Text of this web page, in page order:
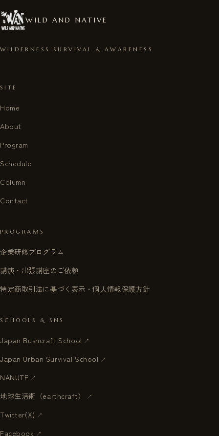
WILD AND NATIVE
WILDERNESS SURVIVAL & AWARENESS
SITE
Home
About
Program
Schedule
Column
Contact
PROGRAMS
企業研修プログラム
講演・出張講座のご依頼
特定商取引法に基づく表示・個人情報保護方針
SCHOOLS & SNS
Japan Bushcraft School
Japan Urban Survival School
NANUTE
地球生活術（earthcraft）
Twitter(X)
Facebook